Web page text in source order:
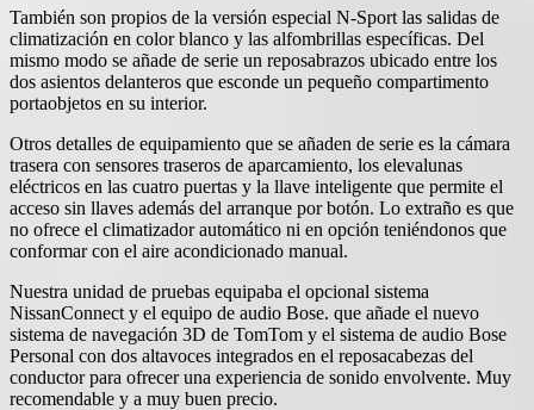
También son propios de la versión especial N-Sport las salidas de
climatización en color blanco y las alfombrillas específicas. Del
mismo modo se añade de serie un reposabrazos ubicado entre los
dos asientos delanteros que esconde un pequeño compartimento
portaobjetos en su interior.
Otros detalles de equipamiento que se añaden de serie es la cámara
trasera con sensores traseros de aparcamiento, los elevalunas
eléctricos en las cuatro puertas y la llave inteligente que permite el
acceso sin llaves además del arranque por botón. Lo extraño es que
no ofrece el climatizador automático ni en opción teniéndonos que
conformar con el aire acondicionado manual.
Nuestra unidad de pruebas equipaba el opcional sistema
NissanConnect y el equipo de audio Bose. que añade el nuevo
sistema de navegación 3D de TomTom y el sistema de audio Bose
Personal con dos altavoces integrados en el reposacabezas del
conductor para ofrecer una experiencia de sonido envolvente. Muy
recomendable y a muy buen precio.